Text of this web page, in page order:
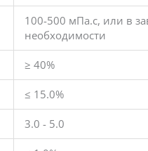
100-500 мПа.с, или в
необходимости
≥ 40%
≤ 15.0%
3.0 - 5.0